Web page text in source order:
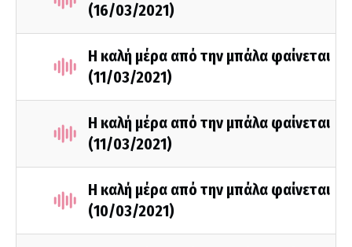
(16/03/2021)
Η καλή μέρα από την μπάλα φαίνεται
(11/03/2021)
Η καλή μέρα από την μπάλα φαίνεται
(11/03/2021)
Η καλή μέρα από την μπάλα φαίνεται
(10/03/2021)